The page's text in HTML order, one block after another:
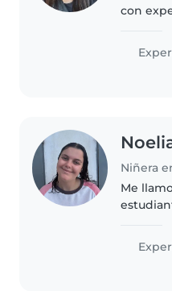
con
como
Niñera
Me
la